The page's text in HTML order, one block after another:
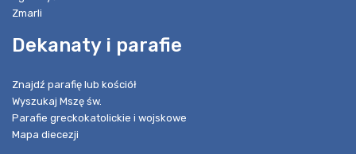
Zmarli
Dekanaty i parafie
Znajdź parafię lub kościół
Wyszukaj Mszę św.
Parafie greckokatolickie i wojskowe
Mapa diecezji